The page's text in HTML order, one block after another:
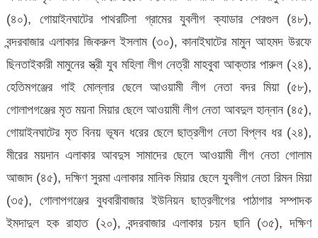
(৪০), গোয়াইনঘাটের পাথরটিলা গ্রামের যুবলীগ ক্যাডার শেরগুল (৪৮),
বন্দরবাজার এলাকার জিকরুল ইসলাম (৩০), কানাইঘাটের মামুন আহমদ উরফে
ছিনতাইকারী মামুনের স্ত্রী যুব মহিলা লীগ নেত্রী মাহবুবা আক্তার পারুল (২৪),
হেতিমগঞ্জের গাই মোল্লার ছেলে আওয়ামী লীগ নেতা বদর মিয়া (৫৮),
গোলাপগঞ্জের মৃত ময়না মিয়ার ছেলে আওয়ামী লীগ নেতা আবদুল হান্নান (৪৫),
গোয়াইনঘাটের মৃত বিনয় ভূষন ধরের ছেলে ছাত্রলীগ নেতা বিপ্লব ধর (২৪),
মীরের ময়দান এলাকার আবদুস সামাদের ছেলে আওয়ামী লীগ নেতা গোলাম
আজাদ (৪৫), দক্ষিণ সুরমা এলাকার মানিক মিয়ার ছেলে যুবলীগ নেতা রিমন মিয়া
(৩৫), গোলাপগঞ্জের বুধবারীবাজার ইউনিয়ন ছাত্রলীগের পাঠাগার সম্পাদক
ইমদাদুল হক রাহাত (২০), বন্দরবাজার এলাকার চয়ন ছানি (৩৫), দক্ষিণ